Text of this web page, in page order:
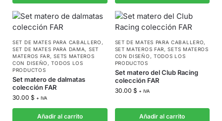
SET DE MATES PARA CABALLERO ,
SET DE MATES PARA DAMA, SET
MATEROS FAR,SETS MATEROS
CON DISEÑO ,TODOS LOS
PRODUCTOS
Set matero de dalmatas
colección FAR
30.00 $ + IVA
Añadir al carrito
SET DE MATES PARA CABALLERO,
SET MATEROS FAR,SETS MATEROS
CON DISEÑO , TODOS LOS
PRODUCTOS
Set matero del Club Racing
colección FAR
30.00 $ + IVA
Añadir al carrito